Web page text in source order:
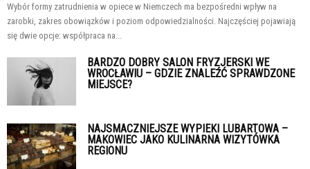
Wybór formy zatrudnienia w opiece w Niemczech ma bezpośredni wpływ na
zarobki, zakres obowiązków i poziom odpowiedzialności. Najczęściej pojawiają
się dwie opcje: współpraca na...
BARDZO DOBRY SALON FRYZJERSKI WE
WROCŁAWIU – GDZIE ZNALEŹĆ SPRAWDZONE
MIEJSCE?
NAJSMACZNIEJSZE WYPIEKI LUBARTOWA –
MAKOWIEC JAKO KULINARNA WIZYTÓWKA
REGIONU